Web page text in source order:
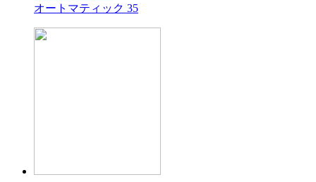
オートマティック 35